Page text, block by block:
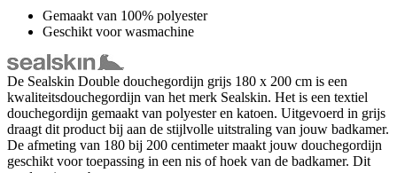
Gemaakt van 100% polyester
Geschikt voor wasmachine
De Sealskin Double douchegordijn grijs 180 x 200 cm is een
kwaliteitsdouchegordijn van het merk Sealskin. Het is een textiel
douchegordijn gemaakt van polyester en katoen. Uitgevoerd in grijs
draagt dit product bij aan de stijlvolle uitstraling van jouw badkamer.
De afmeting van 180 bij 200 centimeter maakt jouw douchegordijn
geschikt voor toepassing in een nis of hoek van de badkamer. Dit